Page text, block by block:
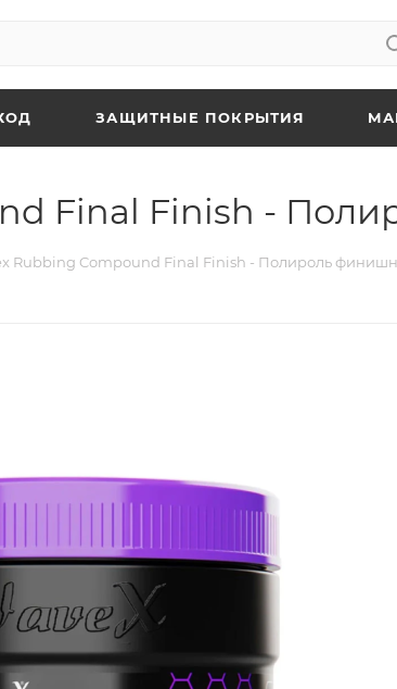
ЗАЩИТНЫЕ ПОКРЫТИЯ
Final Finish -
Rubbing Compound Final Finish - Полироль